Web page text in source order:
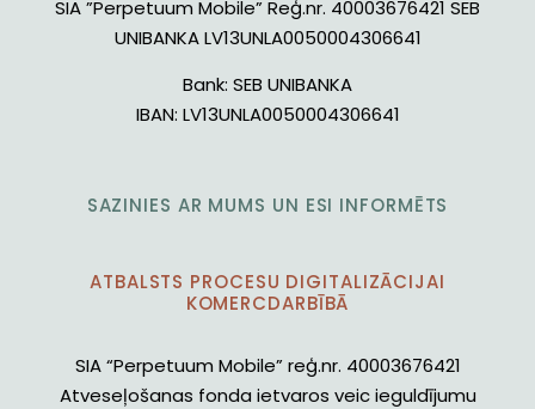
SIA ”Perpetuum Mobile” Reģ.nr. 40003676421 SEB
UNIBANKA LV13UNLA0050004306641
Bank: SEB UNIBANKA
IBAN: LV13UNLA0050004306641
SAZINIES AR MUMS UN ESI INFORMĒTS
ATBALSTS PROCESU DIGITALIZĀCIJAI
KOMERCDARBĪBĀ
SIA “Perpetuum Mobile” reģ.nr. 40003676421
Atveseļošanas fonda ietvaros veic ieguldījumu